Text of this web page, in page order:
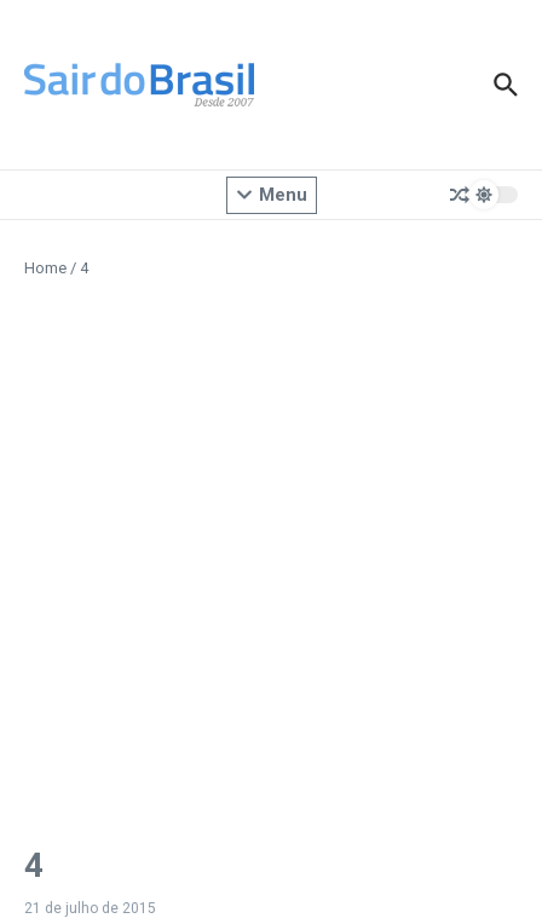
Menu
Home / 4
4
21 de julho de 2015